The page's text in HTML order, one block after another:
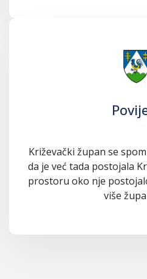
Križevački župan se
da je već tada postojala
prostoru oko nje
više